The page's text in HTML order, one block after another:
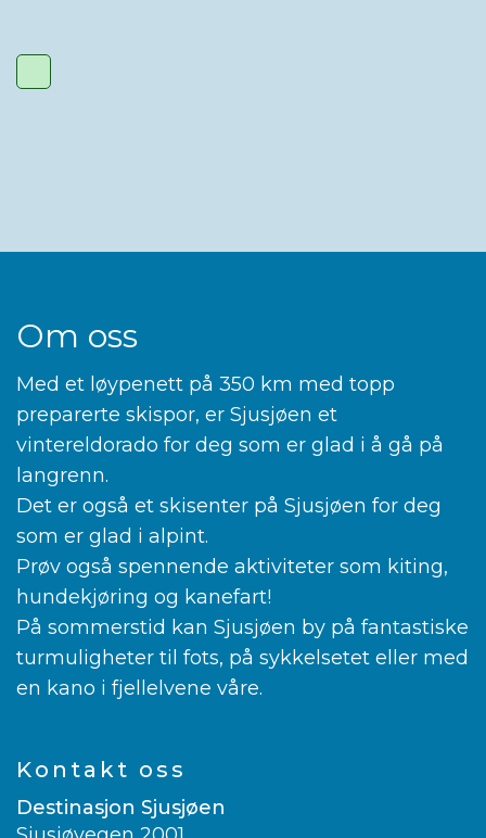
Om oss
Med et løypenett på 350 km med topp
preparerte skispor, er Sjusjøen et
vintereldorado for deg som er glad i å gå på
langrenn.
Det er også et skisenter på Sjusjøen for deg
som er glad i alpint.
Prøv også spennende aktiviteter som kiting,
hundekjøring og kanefart!
På sommerstid kan Sjusjøen by på fantastiske
turmuligheter til fots, på sykkelsetet eller med
en kano i fjellelvene våre.
Kontakt oss
Destinasjon Sjusjøen